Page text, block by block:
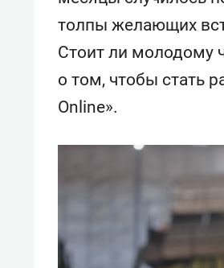
толпы желающих
Стоит ли молодому
о том, чтобы стать
Online».